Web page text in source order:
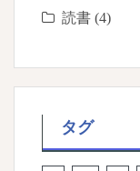
読書 (4)
タグ